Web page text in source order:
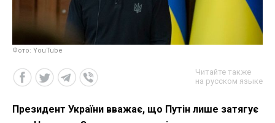
Фото: YouTube
Читайте также
на русском языке
Президент України вважає, що Путін лише затягує